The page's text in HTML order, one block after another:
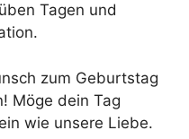
Tagen und
zum Geburtstag
Möge dein Tag
wie unsere Liebe.